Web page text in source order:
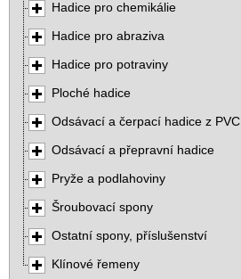
Hadice pro chemikálie
Hadice pro abraziva
Hadice pro potraviny
Ploché hadice
Odsávací a čerpací hadice z PVC
Odsávací a přepravní hadice
Pryže a podlahoviny
Šroubovací spony
Ostatní spony, příslušenství
Klínové řemeny